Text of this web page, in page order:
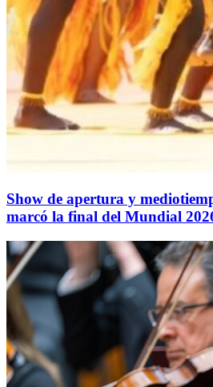
Show de apertura y
marcó la final del Mundial